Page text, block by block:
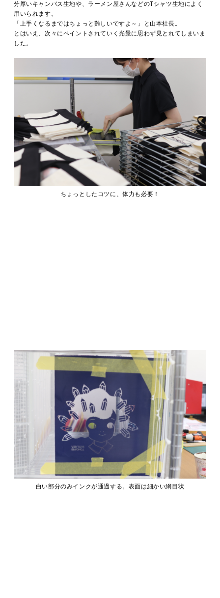
分厚いキャンバス生地や、ラーメン屋さんなどのTシャツ生地によく
用いられます。
「上手くなるまではちょっと難しいですよ～」と山本社長。
とはいえ、次々にペイントされていく光景に思わず見とれてしまいま
した。
ちょっとしたコツに、体力も必要！
白い部分のみインクが通過する。表面は細かい網目状